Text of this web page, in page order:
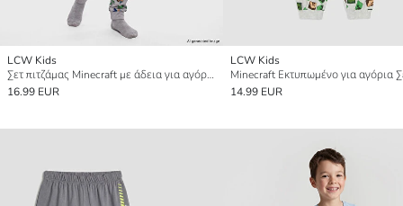
LCW Kids
Σετ πιτζάμας Minecraft με άδεια για αγόρια
16.99 EUR
LCW Kids
14.99 EUR